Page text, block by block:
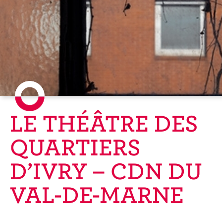
LE THÉÂTRE DES
QUARTIERS
D’IVRY – CDN DU
VAL-DE-MARNE